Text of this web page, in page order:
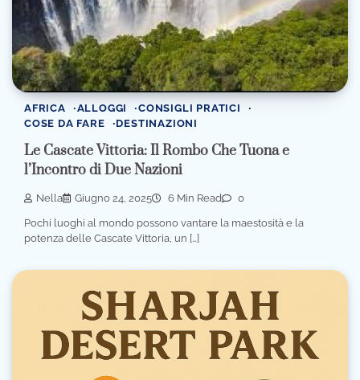
AFRICA ALLOGGI
CONSIGLI PRATICI
COSE DA FARE
DESTINAZIONI
Le Cascate Vittoria: Il Rombo Che Tuona e
l’Incontro di Due Nazioni
Nella Giugno 24, 2025 6 Min Read 0
Pochi luoghi al mondo possono vantare la maestosità e la
potenza delle Cascate Vittoria, un […]